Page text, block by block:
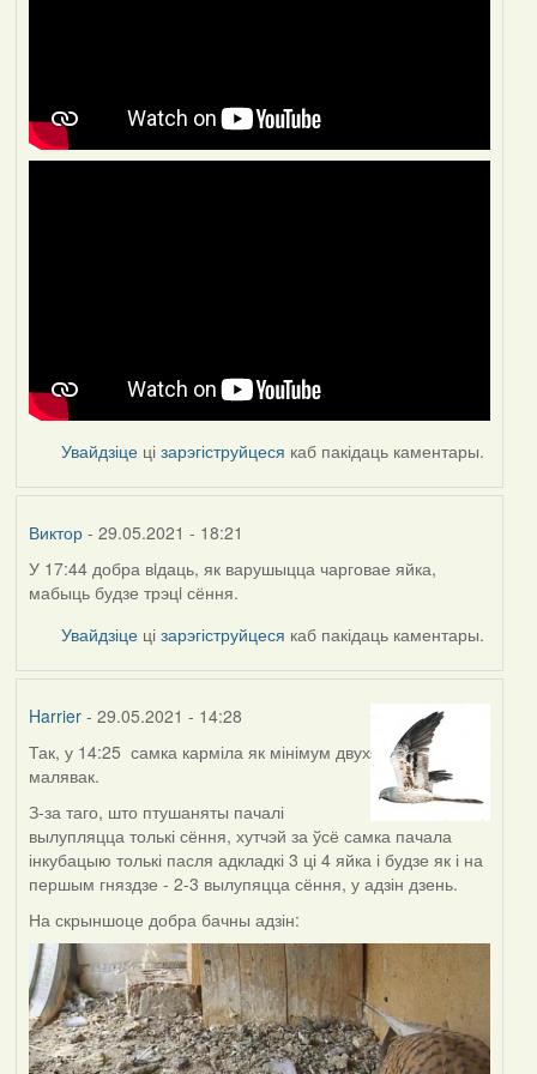
Увайдзіце цізарэгіструйцеся каб пакідаць каментары.
Виктор- 29.05.2021 - 18:21
У 17:44 добра вiдаць, як варушыцца чарговае яйка,
мабыць будзе трэцi сёння.
Увайдзіце цізарэгіструйцеся каб пакідаць каментары.
Harrier- 29.05.2021 - 14:28
Так, у 14:25 самка карміла як мінімум двух
малявак.
З-за таго, што птушаняты пачалі
вылупляцца толькі сёння, хутчэй за ўсё самка пачала
інкубацыю толькі пасля адкладкі 3 ці 4 яйка і будзе як і на
першым гняздзе - 2-3 вылупяцца сёння, у адзін дзень.
На скрыншоце добра бачны адзін: